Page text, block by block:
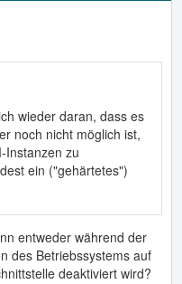
wieder daran, dass es
noch nicht möglich ist,
Instanzen zu
ein ("gehärtetes")
entweder während der
des Betriebssystems auf
deaktiviert wird?